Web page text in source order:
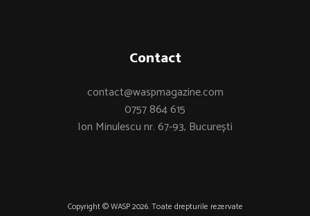
Contact
contact@waspmagazine.com
0757 864 615
Ion Minulescu nr. 67-93, București
Copyright © WASP 2026. Toate drepturile rezervate